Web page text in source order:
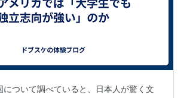
について調べていると、日本人が驚く文